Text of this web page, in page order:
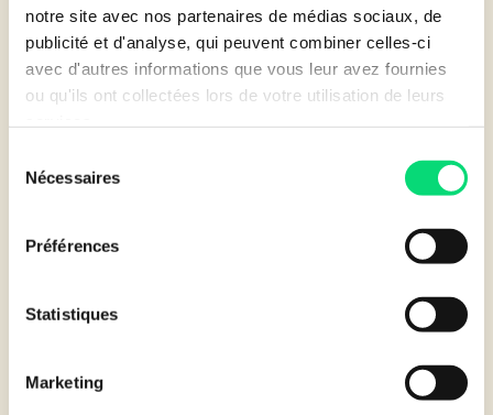
notre site avec nos partenaires de médias sociaux, de
publicité et d'analyse, qui peuvent combiner celles-ci
avec d'autres informations que vous leur avez fournies
ou qu'ils ont collectées lors de votre utilisation de leurs
Nécessaires
Préférences
Statistiques
Marketing
Supporting sustainable growth
Jamel Touati, Managing Director, 3T Développement
INFORMATION TECHNOLOGY